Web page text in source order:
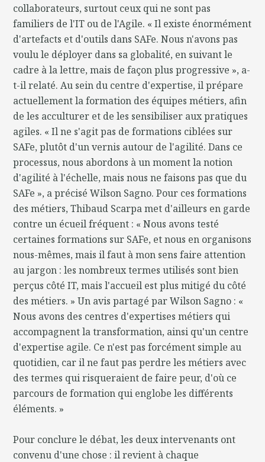
collaborateurs, surtout ceux qui ne sont pas
familiers de l'IT ou de l'Agile. « Il existe énormément
d'artefacts et d'outils dans SAFe. Nous n'avons pas
voulu le déployer dans sa globalité, en suivant le
cadre à la lettre, mais de façon plus progressive », a-
t-il relaté. Au sein du centre d'expertise, il prépare
actuellement la formation des équipes métiers, afin
de les acculturer et de les sensibiliser aux pratiques
agiles. « Il ne s'agit pas de formations ciblées sur
SAFe, plutôt d'un vernis autour de l'agilité. Dans ce
processus, nous abordons à un moment la notion
d'agilité à l'échelle, mais nous ne faisons pas que du
SAFe », a précisé Wilson Sagno. Pour ces formations
des métiers, Thibaud Scarpa met d'ailleurs en garde
contre un écueil fréquent : « Nous avons testé
certaines formations sur SAFe, et nous en organisons
nous-mêmes, mais il faut à mon sens faire attention
au jargon : les nombreux termes utilisés sont bien
perçus côté IT, mais l'accueil est plus mitigé du côté
des métiers. » Un avis partagé par Wilson Sagno : «
Nous avons des centres d'expertises métiers qui
accompagnent la transformation, ainsi qu'un centre
d'expertise agile. Ce n'est pas forcément simple au
quotidien, car il ne faut pas perdre les métiers avec
des termes qui risqueraient de faire peur, d'où ce
parcours de formation qui englobe les différents
éléments. »
Pour conclure le débat, les deux intervenants ont
convenu d'une chose : il revient à chaque